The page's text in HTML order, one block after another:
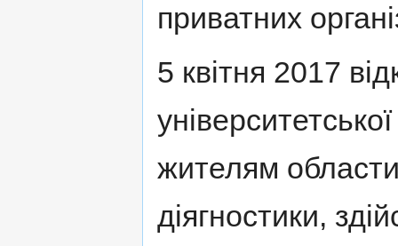
приватних
5 квітня 2017
жителям
діягностики,